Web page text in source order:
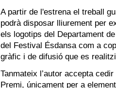
A partir de l'estrena el treball
podrà disposar lliurement per
els logotips del Departament
del Festival Ésdansa com a
gràfic i de difusió que es
Tanmateix l’autor accepta
Premi, únicament per a